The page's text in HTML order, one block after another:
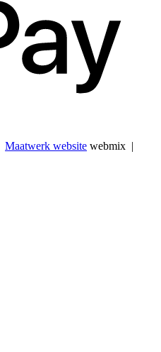
Maatwerk website webmix |